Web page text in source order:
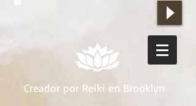
Creador por Reiki en Brooklyn